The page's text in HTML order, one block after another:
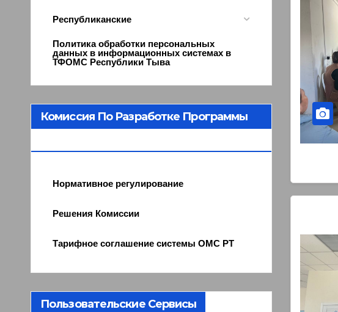
Республиканские
Политика обработки персональных
данных в информационных системах в
ТФОМС Республики Тыва
Комиссия По Разработке Программы
Нормативное регулирование
Решения Комиссии
Тарифное соглашение системы ОМС РТ
Пользовательские Сервисы